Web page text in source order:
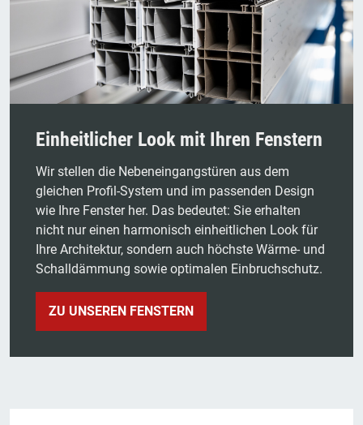
Einheitlicher Look mit Ihren Fenstern
Wir stellen die Nebeneingangstüren aus dem
gleichen Profil-System und im passenden Design
wie Ihre Fenster her. Das bedeutet: Sie erhalten
nicht nur einen harmonisch einheitlichen Look für
Ihre Architektur, sondern auch höchste Wärme- und
Schalldämmung sowie optimalen Einbruchschutz.
ZU UNSEREN FENSTERN